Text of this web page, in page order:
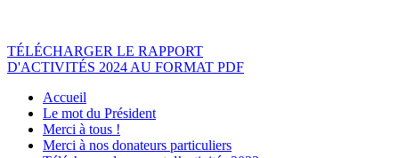
TÉLÉCHARGER LE RAPPORT
D'ACTIVITÉS 2024 AU FORMAT PDF
Accueil
Le mot du Président
Merci à tous !
Merci à nos donateurs particuliers